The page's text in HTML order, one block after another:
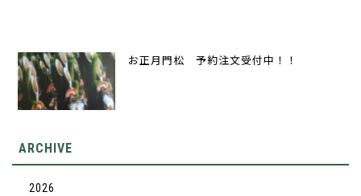
お正月門松 予約注文受付中！！
ARCHIVE
2026